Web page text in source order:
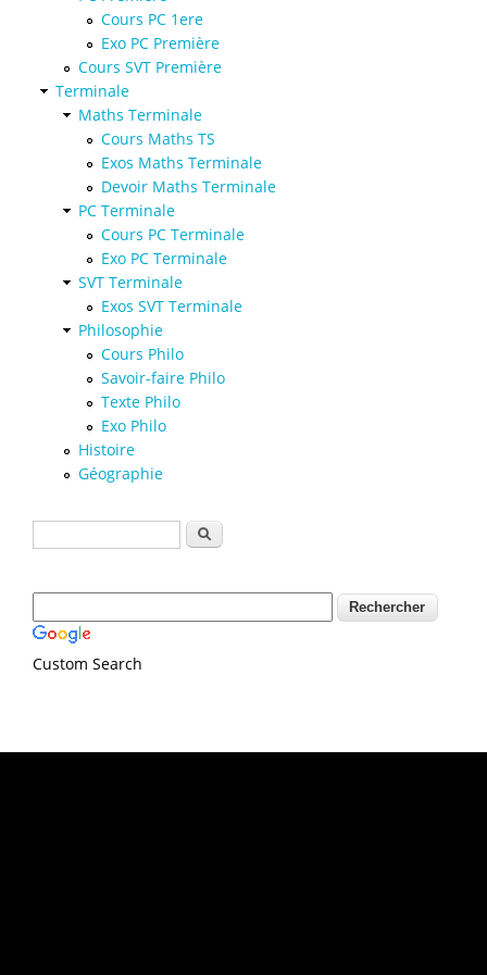
Cours PC 1ere
Exo PC Première
Cours SVT Première
Terminale
Maths Terminale
Cours Maths TS
Exos Maths Terminale
Devoir Maths Terminale
PC Terminale
Cours PC Terminale
Exo PC Terminale
SVT Terminale
Exos SVT Terminale
Philosophie
Cours Philo
Savoir-faire Philo
Texte Philo
Exo Philo
Histoire
Géographie
Formulaire de recherche
Rechercher
Custom Search